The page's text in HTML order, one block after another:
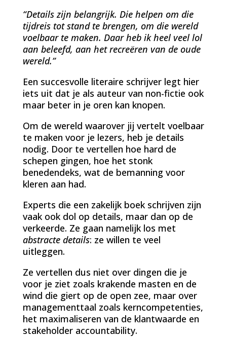
“Details zijn belangrijk. Die helpen om die
tijdreis tot stand te brengen, om die wereld
voelbaar te maken. Daar heb ik heel veel lol
aan beleefd, aan het recreëren van de oude
wereld.”
Een succesvolle literaire schrijver legt hier
iets uit dat je als auteur van non-fictie ook
maar beter in je oren kan knopen.
Om de wereld waarover jij vertelt voelbaar
te maken voor je lezers, heb je details
nodig. Door te vertellen hoe hard de
schepen gingen, hoe het stonk
benedendeks, wat de bemanning voor
kleren aan had.
Experts die een zakelijk boek schrijven zijn
vaak ook dol op details, maar dan op de
verkeerde. Ze gaan namelijk los met
abstracte details: ze willen te veel
uitleggen.
Ze vertellen dus niet over dingen die je
voor je ziet zoals krakende masten en de
wind die giert op de open zee, maar over
managementtaal zoals kerncompetenties,
het maximaliseren van de klantwaarde en
stakeholder accountability.